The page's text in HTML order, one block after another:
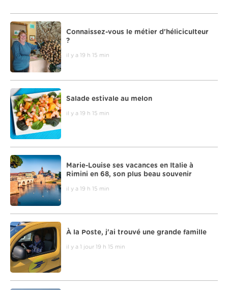
Connaissez-vous le métier d'héliciculteur
?
il y a 19 h 15 min
Salade estivale au melon
il y a 19 h 15 min
Marie-Louise ses vacances en Italie à
Rimini en 68, son plus beau souvenir
il y a 19 h 15 min
À la Poste, j'ai trouvé une grande famille
il y a 1 jour 19 h 15 min